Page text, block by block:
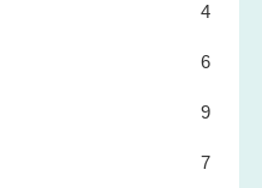
4
6
9
7